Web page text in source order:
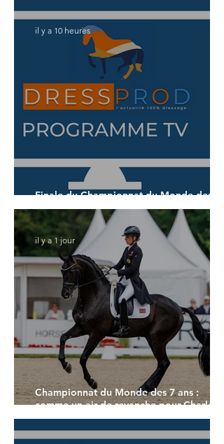
Finale du Championnat du Monde des 6
ans
il y a 10 heures
Championnat du Monde des 7 ans :
comme un air de revanche pour Charlotte
Dujardin
il y a 1 jour